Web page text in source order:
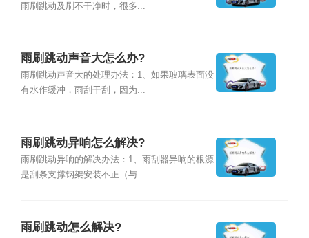
雨刷跳动及刷不干净时，很多...
雨刷跳动声音大怎么办?
雨刷跳动声音大的处理办法：1、如果玻璃表面没
有水作缓冲，雨刮干刮，因为...
雨刷跳动异响怎么解决?
雨刷跳动异响的解决办法：1、雨刮器异响的根源
是刮条支撑钢架安装不正（与...
雨刷跳动怎么解决?